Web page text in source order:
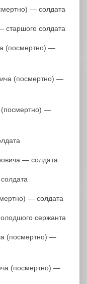
— солдата
солдата
(посмертно) —
(посмертно) —
—
— солдата
— солдата
сержанта
(посмертно) —
(посмертно) —